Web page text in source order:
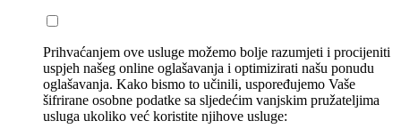
Prihvaćanjem ove usluge možemo bolje razumjeti i procijeniti
uspjeh našeg online oglašavanja i optimizirati našu ponudu
oglašavanja. Kako bismo to učinili, uspoređujemo Vaše
šifrirane osobne podatke sa sljedećim vanjskim pružateljima
usluga ukoliko već koristite njihove usluge: